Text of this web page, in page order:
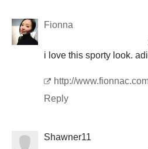
Fionna
i love this sporty look.
http://
Reply
Shawner11